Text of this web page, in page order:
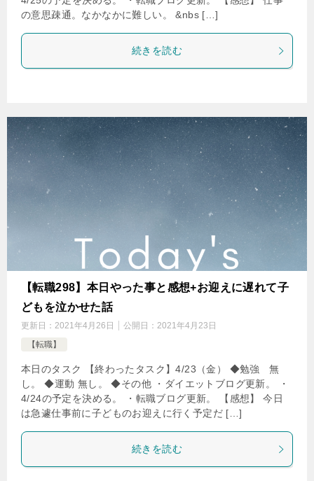
の意思疎通。なかなかに難しい。 &nbs […]
続きを読む
【転職298】本日やった事と感想+お迎えに遅れて子
どもを泣かせた話
更新日： 2021年4月26日 公開日： 2021年4月23日
【転職】
本日のタスク 【終わったタスク】4/23（金） ◆勉強 無
し。 ◆運動 無し。 ◆その他 ・ダイエットブログ更新。 ・
4/24の予定を決める。 ・転職ブログ更新。 【感想】 今日
は急遽仕事前に子どものお迎えに行く予定だ […]
続きを読む